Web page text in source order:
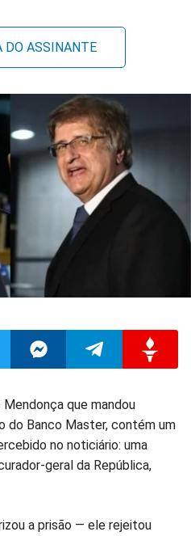
DO ASSINANTE
Compartilhar
no
Compartilhar
no
no
que mandou
do Banco Master, contém um
no noticiário: uma
geral da República,
a prisão — ele rejeitou